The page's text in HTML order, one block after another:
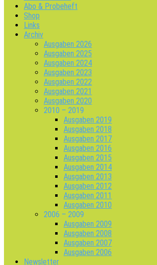
Abo & Probeheft
Shop
Links
Archiv
Ausgaben 2026
Ausgaben 2025
Ausgaben 2024
Ausgaben 2023
Ausgaben 2022
Ausgaben 2021
Ausgaben 2020
2010 – 2019
Ausgaben 2019
Ausgaben 2018
Ausgaben 2017
Ausgaben 2016
Ausgaben 2015
Ausgaben 2014
Ausgaben 2013
Ausgaben 2012
Ausgaben 2011
Ausgaben 2010
2006 – 2009
Ausgaben 2009
Ausgaben 2008
Ausgaben 2007
Ausgaben 2006
Newsletter